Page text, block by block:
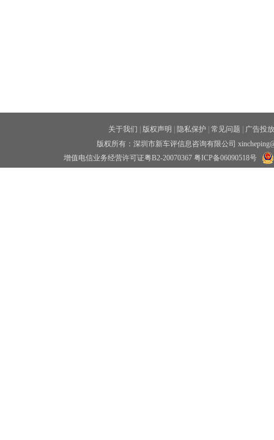
关于我们 版权声明 隐私保护 常见问题
广告投放
版权所有：深圳市新车评信息咨询有限公司
增值电信业务经营许可证粤B2-20070367 粤ICP备06090518号